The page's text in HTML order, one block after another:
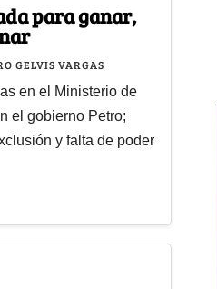
para ganar,
GELVIS VARGAS
en el Ministerio de
el gobierno Petro;
y falta de poder